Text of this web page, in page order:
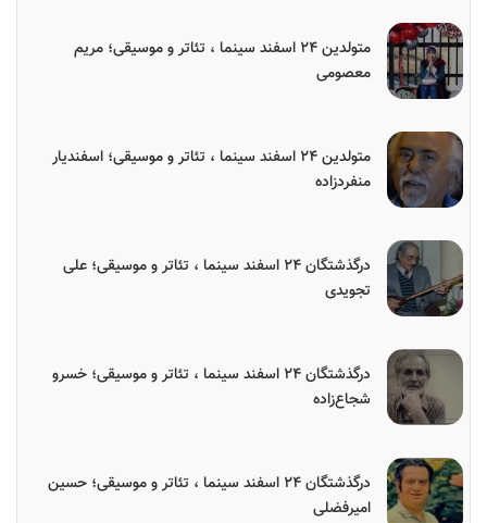
متولدین ۲۴ اسفند سینما ، تئاتر و موسیقی؛ مریم
معصومی
متولدین ۲۴ اسفند سینما ، تئاتر و موسیقی؛ اسفندیار
منفردزاده
درگذشتگان ۲۴ اسفند سینما ، تئاتر و موسیقی؛ علی
تجویدی
درگذشتگان ۲۴ اسفند سینما ، تئاتر و موسیقی؛ خسرو
شجاع‌زاده
درگذشتگان ۲۴ اسفند سینما ، تئاتر و موسیقی؛ حسین
امیرفضلی